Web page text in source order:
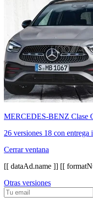
MERCEDES-BENZ Clase
26 versiones 18 con entrega
Cerrar ventana
[[ dataAd.name ]] [[
Otras versiones